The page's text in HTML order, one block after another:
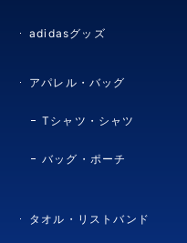
adidasグッズ
アパレル・バッグ
Tシャツ・シャツ
バッグ・ポーチ
タオル・リストバンド